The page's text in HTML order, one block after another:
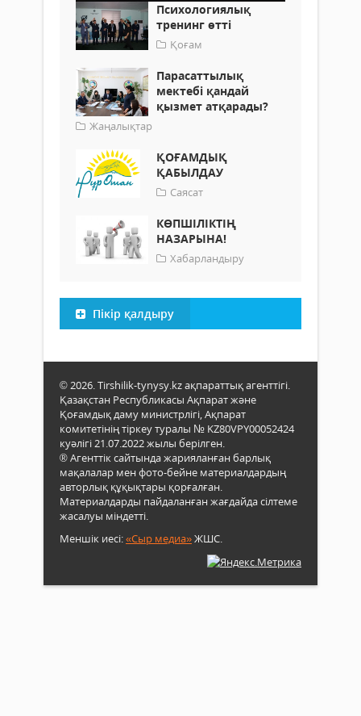
Психологиялық
тренинг өтті
Қоғам
Парасаттылық
мектебі қандай
қызмет атқарады?
Жаңалықтар
ҚОҒАМДЫҚ
ҚАБЫЛДАУ
Саясат
КӨПШІЛІКТІҢ
НАЗАРЫНА!
Хабарландыру
Пікір қалдыру
© 2026. Tirshilik-tynysy.kz ақпараттық агенттігі.
Қазақстан Республикасы Ақпарат және
Қоғамдық даму министрлігі, Ақпарат
комитетінің тіркеу туралы № KZ80VPY00052424
куәлігі 21.07.2022 жылы берілген.
® Агенттік сайтында жарияланған барлық
мақалалар мен фото-бейне материалдардың
авторлық құқықтары қорғалған.
Материалдарды пайдаланған жағдайда сілтеме
жасалуы міндетті.
Меншік иесі:«Сыр медиа»ЖШС.